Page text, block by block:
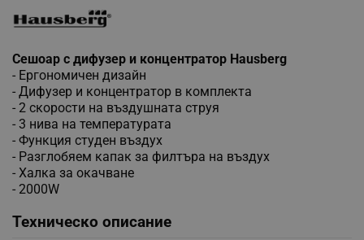
Сешоар с дифузер и концентратор Hausberg
- Ергономичен дизайн
- Дифузер и концентратор в комплекта
- 2 скорости на въздушната струя
- 3 нива на температурата
- Функция студен въздух
- Разглобяем капак за филтъра на въздух
- Халка за окачване
- 2000W
Техническо описание